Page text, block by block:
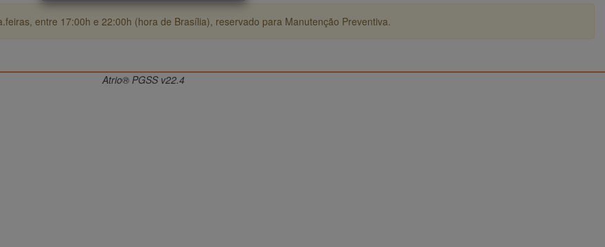
entre 17:00h e 22:00h (hora de Brasília), reservado para Manutenção Preventiva.
Atrio® PGSS v22.4